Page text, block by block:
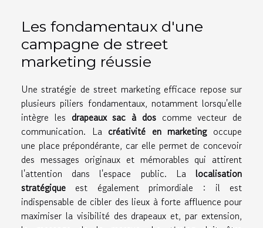
Les fondamentaux d'une
campagne de street
marketing réussie
Une stratégie de street marketing efficace repose sur
plusieurs piliers fondamentaux, notamment lorsqu'elle
intègre les drapeaux sac à doscomme vecteur de
communication. La créativité en marketingoccupe
une place prépondérante, car elle permet de concevoir
des messages originaux et mémorables qui attirent
l'attention dans l'espace public. La localisation
stratégique est également primordiale : il est
indispensable de cibler des lieux à forte affluence pour
maximiser la visibilité des drapeaux et, par extension,